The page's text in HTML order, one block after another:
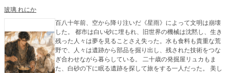
る』 あるものは富と名声を、あるものは魂の世界の邂逅を夢見て……参加者
は様々な思いを胸に、戦いへと身を投じていくのであった。 ＊お話の都合上、
会話が長文になることがあります。 その場合、読みやすさを重視するため、
改行や一行開けた文体にしていますので、ご容赦ください。 投稿日は不定
期です
玻璃 れにか
百八十年前、空から降り注いだ《星雨》によって文明は崩壊
した。 都市は白い砂に埋もれ、旧世界の機械は沈黙し、生き
残った人々は夢を見ることさえ失った。水も食料も貴重な荒
野で、人々は遺跡から部品を掘り出し、残された技術をつな
ぎ合わせながら暮らしている。 二十歳の発掘屋リュカもま
た、白砂の下に眠る遺跡を探して旅をする一人だった。 美し